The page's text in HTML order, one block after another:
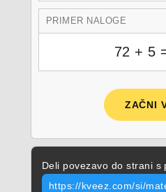
PRIMER NALOGE
72 + 5
ZAČNI
Deli povezavo do strani s
https://kveez.com/si/